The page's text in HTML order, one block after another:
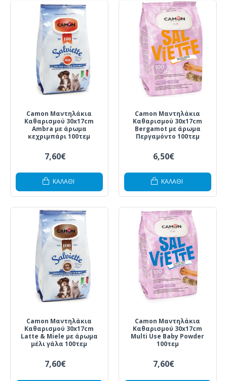
Camon Μαντηλάκια
Καθαρισμού 30x17cm
Ambra με άρωμα
κεχριμπάρι 100τεμ
7,60€
ΚΑΛΆΘΙ
Camon Μαντηλάκια
Καθαρισμού 30x17cm
Bergamot με άρωμα
Περγαμόντο 100τεμ
6,50€
ΚΑΛΆΘΙ
Camon Μαντηλάκια
Καθαρισμού 30x17cm
Latte & Miele με άρωμα
μέλι γάλα 100τεμ
7,60€
Camon Μαντηλάκια
Καθαρισμού 30x17cm
Multi Use Baby Powder
100τεμ
7,60€